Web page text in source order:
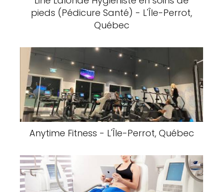
pieds (Pédicure Santé) - L'Île-Perrot,
Québec
Anytime Fitness - L'Île-Perrot, Québec